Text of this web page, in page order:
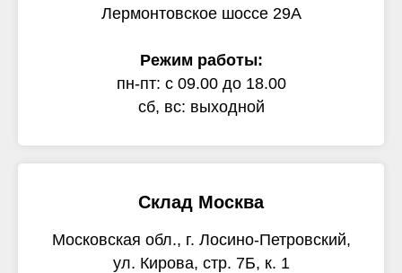
Лермонтовское шоссе 29А
Режим работы:
пн-пт: с 09.00 до 18.00
сб, вс: выходной
Склад Москва
Московская обл., г. Лосино-Петровский,
ул. Кирова, стр. 7Б, к. 1